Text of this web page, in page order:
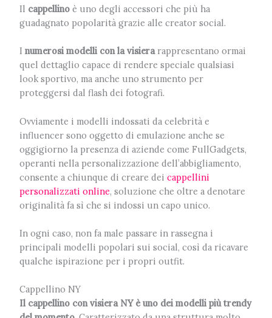
Il cappellino è uno degli accessori che più ha
guadagnato popolarità grazie alle creator social.
I numerosi modelli con la visiera rappresentano ormai
quel dettaglio capace di rendere speciale qualsiasi
look sportivo, ma anche uno strumento per
proteggersi dal flash dei fotografi.
Ovviamente i modelli indossati da celebrità e
influencer sono oggetto di emulazione anche se
oggigiorno la presenza di aziende come FullGadgets,
operanti nella personalizzazione dell’abbigliamento,
consente a chiunque di creare dei cappellini
personalizzati online, soluzione che oltre a denotare
originalità fa sì che si indossi un capo unico.
In ogni caso, non fa male passare in rassegna i
principali modelli popolari sui social, così da ricavare
qualche ispirazione per i propri outfit.
Cappellino NY
Il cappellino con visiera NY è uno dei modelli più trendy